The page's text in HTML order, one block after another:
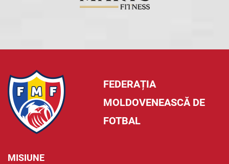
FEDERAȚIA
MOLDOVENEASCĂ DE
FOTBAL
MISIUNE